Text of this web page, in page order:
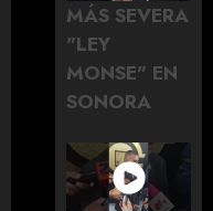
MÁS SEVERA
"LEY
MONSE" EN
SONORA